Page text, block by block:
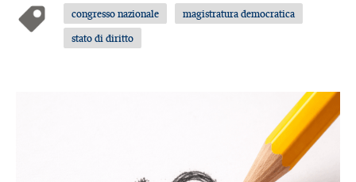
congresso nazionale
magistratura democratica
stato di diritto